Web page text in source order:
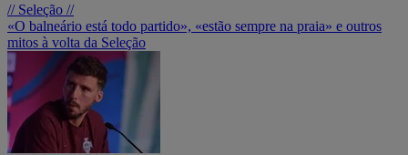
// Seleção //
«O balneário está todo partido», «estão sempre na praia» e outros
mitos à volta da Seleção